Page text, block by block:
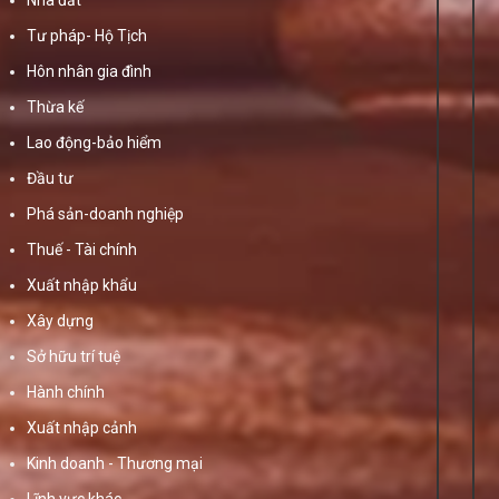
Tư pháp- Hộ Tịch
Hôn nhân gia đình
Thừa kế
Lao động-bảo hiểm
Đầu tư
Phá sản-doanh nghiệp
Thuế - Tài chính
Xuất nhập khẩu
Xây dựng
Sở hữu trí tuệ
Hành chính
Xuất nhập cảnh
Kinh doanh - Thương mại